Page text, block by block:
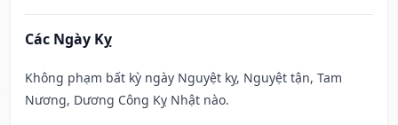
Các Ngày Kỵ
Không phạm bất kỳ ngày Nguyệt kỵ, Nguyệt tận, Tam
Nương, Dương Công Kỵ Nhật nào.